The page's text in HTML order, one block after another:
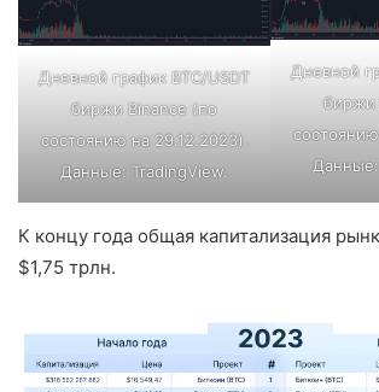
Дневной график BTC/USDT
биржи Binance (по
состоянию на 29.12.2023).
Данные: TradingView
Дневной
биржи
Данные:
К концу года общая капитализация
$1,75 трлн.